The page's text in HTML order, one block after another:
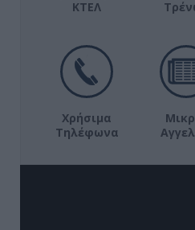
ΚΤΕΛ
Χρήσιμα
Τηλέφωνα